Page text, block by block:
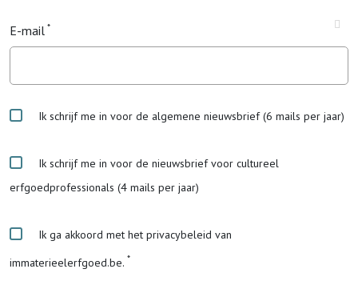
E-mail
Ik schrijf me in voor de algemene nieuwsbrief (6 mails per jaar)
Ik schrijf me in voor de nieuwsbrief voor cultureel
erfgoedprofessionals (4 mails per jaar)
Ik ga akkoord met het privacybeleid van
immaterieelerfgoed.be.